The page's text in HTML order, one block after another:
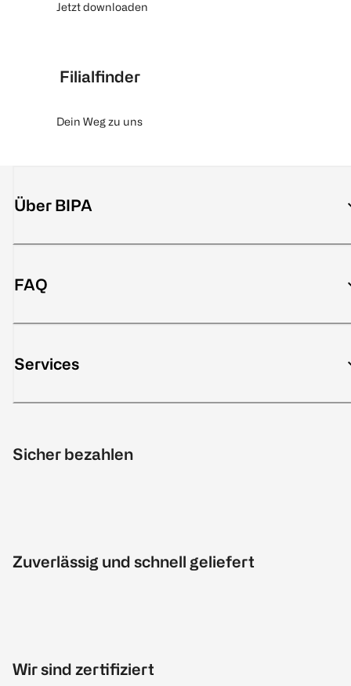
Jetzt downloaden
Filialfinder
Dein Weg zu uns
Über BIPA
FAQ
Services
Sicher bezahlen
Zuverlässig und schnell geliefert
Wir sind zertifiziert